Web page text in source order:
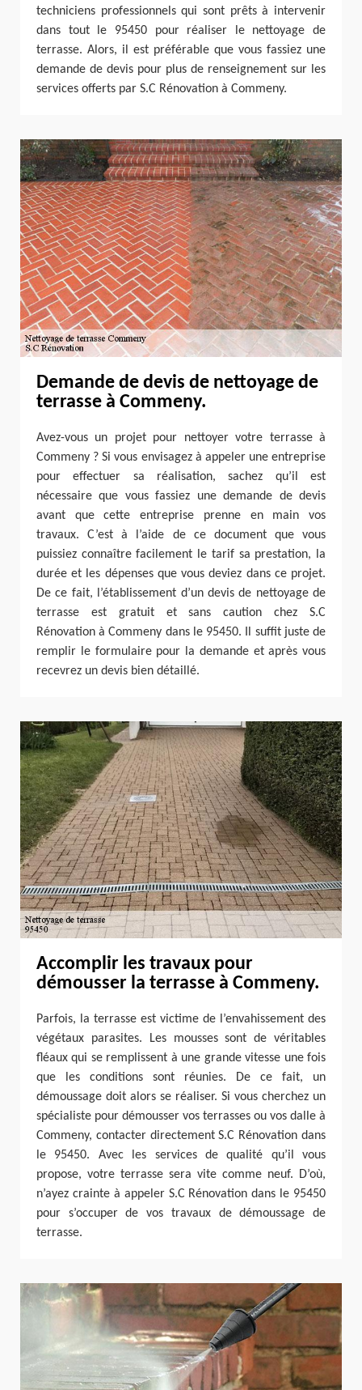
techniciens professionnels qui sont prêts à intervenir
dans tout le 95450 pour réaliser le nettoyage de
terrasse. Alors, il est préférable que vous fassiez une
demande de devis pour plus de renseignement sur les
services offerts par S.C Rénovation à Commeny.
Demande de devis de nettoyage de
terrasse à Commeny.
Avez-vous un projet pour nettoyer votre terrasse à
Commeny ? Si vous envisagez à appeler une entreprise
pour effectuer sa réalisation, sachez qu’il est
nécessaire que vous fassiez une demande de devis
avant que cette entreprise prenne en main vos
travaux. C’est à l’aide de ce document que vous
puissiez connaître facilement le tarif sa prestation, la
durée et les dépenses que vous deviez dans ce projet.
De ce fait, l’établissement d’un devis de nettoyage de
terrasse est gratuit et sans caution chez S.C
Rénovation à Commeny dans le 95450. Il suffit juste de
remplir le formulaire pour la demande et après vous
recevrez un devis bien détaillé.
Accomplir les travaux pour
démousser la terrasse à Commeny.
Parfois, la terrasse est victime de l’envahissement des
végétaux parasites. Les mousses sont de véritables
fléaux qui se remplissent à une grande vitesse une fois
que les conditions sont réunies. De ce fait, un
démoussage doit alors se réaliser. Si vous cherchez un
spécialiste pour démousser vos terrasses ou vos dalle à
Commeny, contacter directement S.C Rénovation dans
le 95450. Avec les services de qualité qu’il vous
propose, votre terrasse sera vite comme neuf. D’où,
n’ayez crainte à appeler S.C Rénovation dans le 95450
pour s’occuper de vos travaux de démoussage de
terrasse.